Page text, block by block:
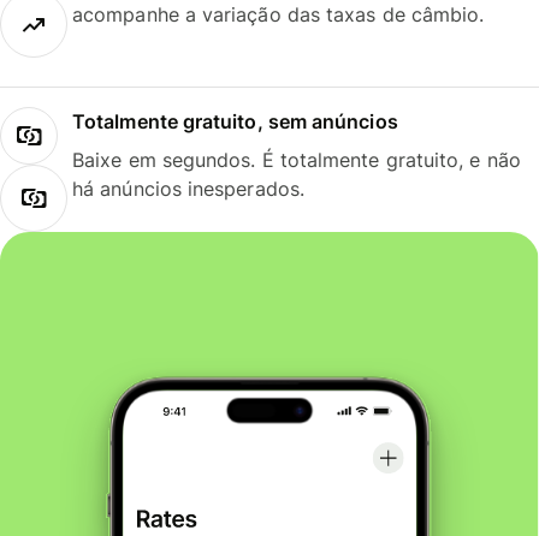
acompanhe a variação das taxas de câmbio.
Totalmente gratuito, sem anúncios
Baixe em segundos. É totalmente gratuito, e não
há anúncios inesperados.